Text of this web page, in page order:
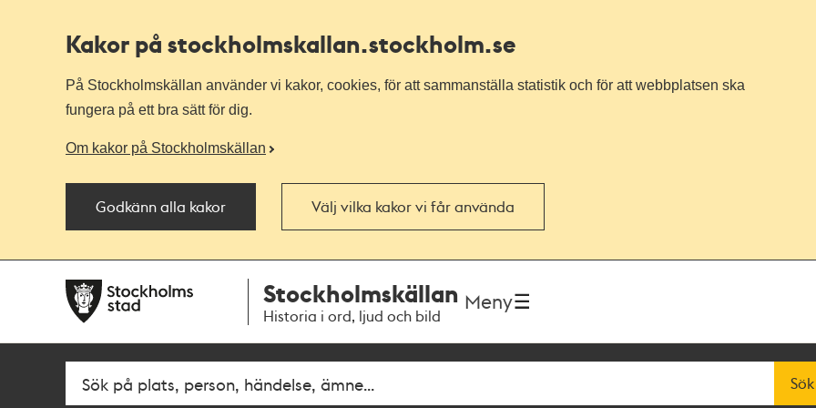
Kakor på stockholmskallan.stockholm.se
På Stockholmskällan använder vi kakor, cookies, för att sammanställa statistik och för att webbplatsen ska
fungera på ett bra sätt för dig.
Om kakor på Stockholmskällan
Godkänn alla kakor Välj vilka kakor vi får använda
navigationen
huvudinnehållet
Stockholmskällan
Historia i ord, ljud och bild
Meny
Fritextsök Sök